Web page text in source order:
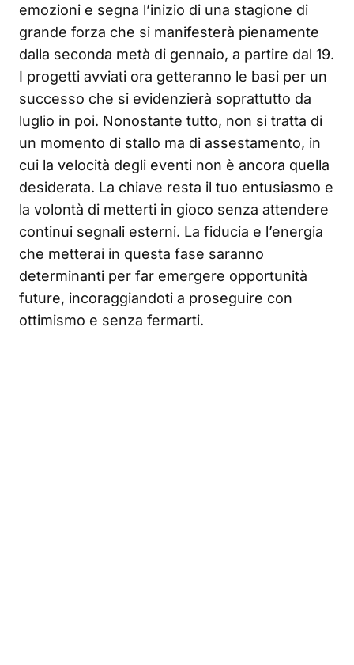
emozioni e segna l’inizio di una stagione di
grande forza che si manifesterà pienamente
dalla seconda metà di gennaio, a partire dal 19.
I progetti avviati ora getteranno le basi per un
successo che si evidenzierà soprattutto da
luglio in poi. Nonostante tutto, non si tratta di
un momento di stallo ma di assestamento, in
cui la velocità degli eventi non è ancora quella
desiderata. La chiave resta il tuo entusiasmo e
la volontà di metterti in gioco senza attendere
continui segnali esterni. La fiducia e l’energia
che metterai in questa fase saranno
determinanti per far emergere opportunità
future, incoraggiandoti a proseguire con
ottimismo e senza fermarti.